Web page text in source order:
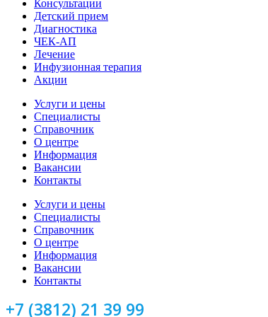
Консультации
Детский прием
Диагностика
ЧЕК-АП
Лечение
Инфузионная терапия
Акции
Услуги и цены
Специалисты
Справочник
О центре
Информация
Вакансии
Контакты
Услуги и цены
Специалисты
Справочник
О центре
Информация
Вакансии
Контакты
+7 (3812) 21 39 99